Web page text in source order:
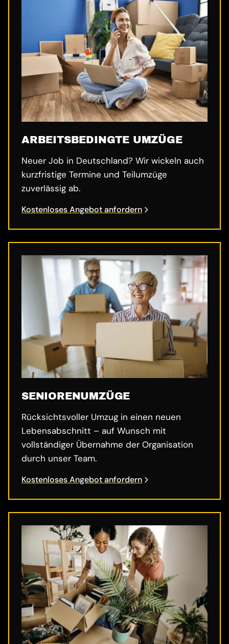
ARBEITSBEDINGTE UMZÜGE
Neuer Job in Deutschland? Wir wickeln auch
kurzfristige Termine und Teilumzüge
zuverlässig ab.
Kostenloses Angebot anfordern
SENIORENUMZÜGE
Rücksichtsvoller Umzug in einen neuen
Lebensabschnitt – auf Wunsch mit
vollständiger Übernahme der Organisation
durch unser Team.
Kostenloses Angebot anfordern